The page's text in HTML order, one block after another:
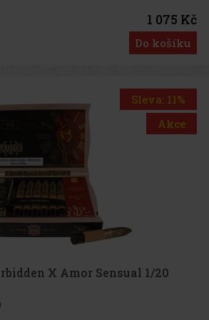
1 075 Kč
Do košíku
Sleva: 11%
Akce
X Amor Sensual 1/20